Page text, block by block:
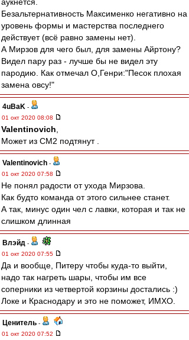
Безальтернативность Максименко негативно на
уровень формы и мастерства последнего
действует (всё равно замены нет).
А Мирзов для чего был, для замены Айртону?
Видел пару раз - лучше бы не видел эту
пародию. Как отмечал О,Генри:"Песок плохая
замена овсу!"
4uBaK -
01 окт 2020 08:08
Valentinovich
Может из СМ2 подтянут .
Valentinovich -
01 окт 2020 07:58
Не понял радости от ухода Мирзова.
Как будто команда от этого сильнее станет.
А так, минус один чел с лавки, которая и так не
слишком длинная
Влэйд -
01 окт 2020 07:55
Да и вообще, Питеру чтобы куда-то выйти,
надо так нагреть шары, чтобы им все
соперники из четвертой корзины достались :)
Локе и Краснодару и это не поможет, ИМХО.
Ценитель -
01 окт 2020 07:52